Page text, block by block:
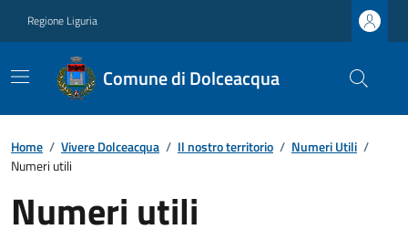
Regione Liguria
Comune di Dolceacqua
Home / Vivere Dolceacqua / Il nostro territorio / Numeri Utili /
Numeri utili
Numeri utili